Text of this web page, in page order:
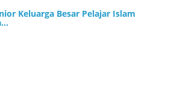
Keluarga Besar Pelajar Islam